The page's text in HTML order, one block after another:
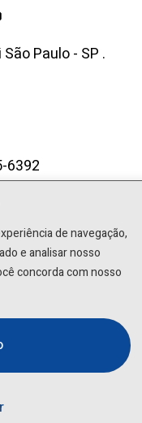
de navegação,
e analisar nosso
concorda com nosso
Paulo - SP .
6392